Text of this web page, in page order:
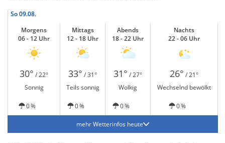
So09.08.
Morgens
06 - 12 Uhr
Mittags
12 - 18 Uhr
Abends
18 - 22 Uhr
Nachts
22 - 06 Uhr
30° / 22° 33° / 31° 31° / 27° 26° / 21°
Sonnig
Teils sonnig Wolkig Wechselnd bewölkt
0 % 0 % 0 % 0 %
mehr Wetterinfos heute